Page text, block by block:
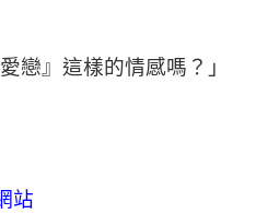
戀』這樣的情感嗎？」
站